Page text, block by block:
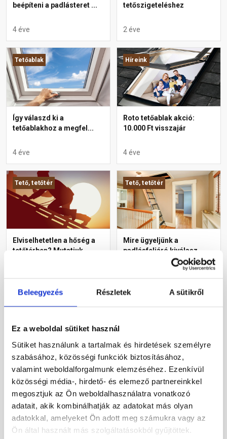
Beleegyezés Részletek A sütikről
Ez a weboldal sütiket használ
Sütiket használunk a tartalmak és hirdetések személyre
szabásához, közösségi funkciók biztosításához,
valamint weboldalforgalmunk elemzéséhez. Ezenkívül
közösségi média-, hirdető- és elemező partnereinkkel
megosztjuk az Ön weboldalhasználatra vonatkozó
adatait, akik kombinálhatják az adatokat más olyan
adatokkal, amelyeket Ön adott meg számukra vagy az
Ön által használt más szolgáltatásokból gyűjtöttek.
beépíteni a padlásteret ...
4 éve
tetőszigeteléshez
2 éve
Tetőablak
Így válaszd ki a
tetőablakhoz a megfel...
4 éve
Híreink
Roto tetőablak akció:
10.000 Ft visszajár
4 éve
Tető, tetőtér
Elviselhetetlen a hőség a
tetőtérben? Mutatjuk,...
Tető, tetőtér
Mire ügyeljünk a
padlásfeljáró kiválasz...
Tetőablak
Tetőablak – Anyag és szín Tetőablak – Nyitási mód